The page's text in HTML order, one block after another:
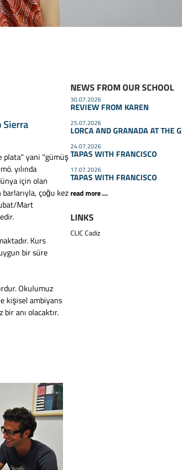
Sierra
plata" yani "gümüş
yılında
için olan
çoğu kez
Mart
Kurs
bir süre
Okulumuz
kişisel ambiyans
anı olacaktır.
NEWS FROM OUR SCHOOL
30.07.2026
REVIEW FROM KAREN
25.07.2026
LORCA AND GRANADA AT THE
24.07.2026
TAPAS WITH FRANCISCO
17.07.2026
TAPAS WITH FRANCISCO
read more ...
LINKS
CLIC Cadiz